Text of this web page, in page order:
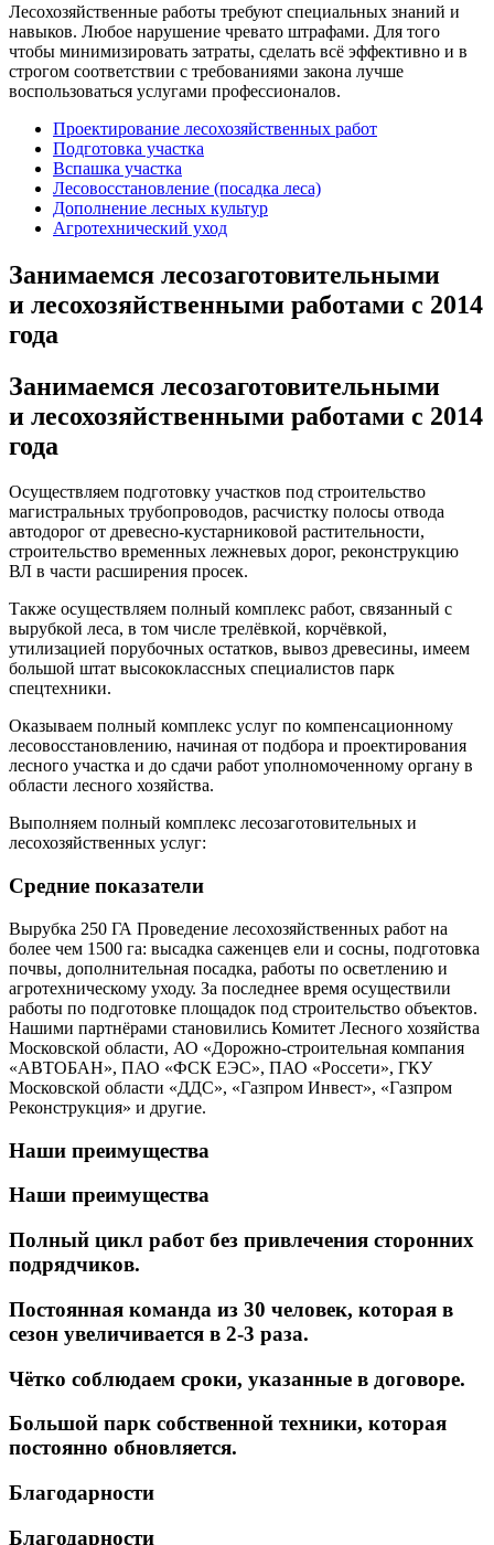
Лесохозяйственные работы требуют специальных знаний и
навыков. Любое нарушение чревато штрафами. Для того
чтобы минимизировать затраты, сделать всё эффективно и в
строгом соответствии с требованиями закона лучше
воспользоваться услугами профессионалов.
Проектирование лесохозяйственных работ
Подготовка участка
Вспашка участка
Лесовосстановление (посадка леса)
Дополнение лесных культур
Агротехнический уход
Занимаемся лесозаготовительными
и лесохозяйственными работами с 2014
года
Занимаемся лесозаготовительными
и лесохозяйственными работами с 2014
года
Осуществляем подготовку участков под строительство
магистральных трубопроводов, расчистку полосы отвода
автодорог от древесно-кустарниковой растительности,
строительство временных лежневых дорог, реконструкцию
ВЛ в части расширения просек.
Также осуществляем полный комплекс работ, связанный с
вырубкой леса, в том числе трелёвкой, корчёвкой,
утилизацией порубочных остатков, вывоз древесины, имеем
большой штат высококлассных специалистов парк
спецтехники.
Оказываем полный комплекс услуг по компенсационному
лесовосстановлению, начиная от подбора и проектирования
лесного участка и до сдачи работ уполномоченному органу в
области лесного хозяйства.
Выполняем полный комплекс лесозаготовительных и
лесохозяйственных услуг:
Средние показатели
Вырубка 250 ГА Проведение лесохозяйственных работ на
более чем 1500 га: высадка саженцев ели и сосны, подготовка
почвы, дополнительная посадка, работы по осветлению и
агротехническому уходу. За последнее время осуществили
работы по подготовке площадок под строительство объектов.
Нашими партнёрами становились Комитет Лесного хозяйства
Московской области, АО «Дорожно-строительная компания
«АВТОБАН», ПАО «ФСК ЕЭС», ПАО «Россети», ГКУ
Московской области «ДДС», «Газпром Инвест», «Газпром
Реконструкция» и другие.
Наши преимущества
Наши преимущества
Полный цикл работ без привлечения сторонних
подрядчиков.
Постоянная команда из 30 человек, которая в
сезон увеличивается в 2-3 раза.
Чётко соблюдаем сроки, указанные в договоре.
Большой парк собственной техники, которая
постоянно обновляется.
Благодарности
Благодарности